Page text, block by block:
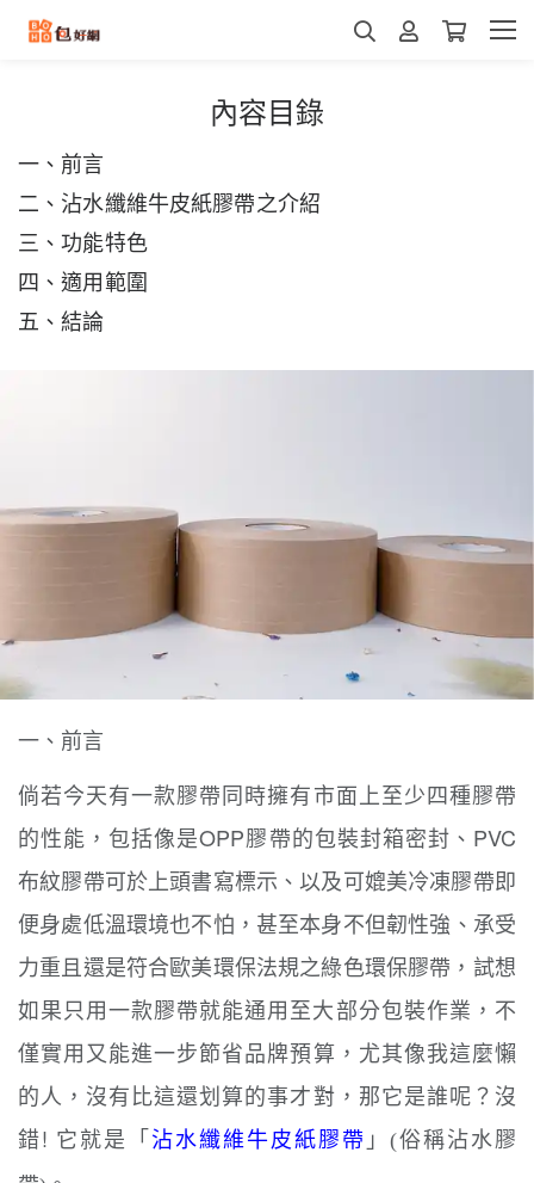
內容目錄
一、前言
二、沾水纖維牛皮紙膠帶之介紹
三、功能特色
四、適用範圍
五、結論
一、前言
倘若今天有一款膠帶同時擁有市面上至少四種膠帶
的性能， 包括像是OPP膠帶的包裝封箱密封、PVC
布紋膠帶可於上頭書寫標示、以及可媲美冷凍膠帶即
便身處低溫環境也不怕，甚至本身不但韌性強、承受
力重且還是符合歐美環保法規之綠色環保膠帶，試想
如果只用一款膠帶就能通用至大部分包裝作業，不
僅實用又能進一步節省品牌預算，尤其像我這麼懶
的人，沒有比這還划算的事才對，那它是誰呢？沒
錯! 它就是
「 沾水纖維牛皮紙膠帶 」(俗稱沾水膠